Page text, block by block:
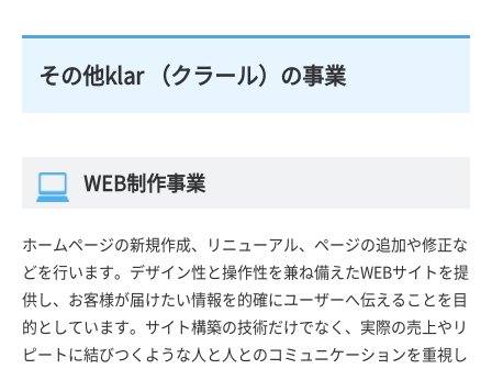
その他klar （クラール）の事業
WEB制作事業
ホームページの新規作成、リニューアル、ページの追加や修正な
どを行います。デザイン性と操作性を兼ね備えたWEBサイトを提
供し、お客様が届けたい情報を的確にユーザーへ伝えることを目
的としています。サイト構築の技術だけでなく、実際の売上やリ
ピートに結びつくような人と人とのコミュニケーションを重視し